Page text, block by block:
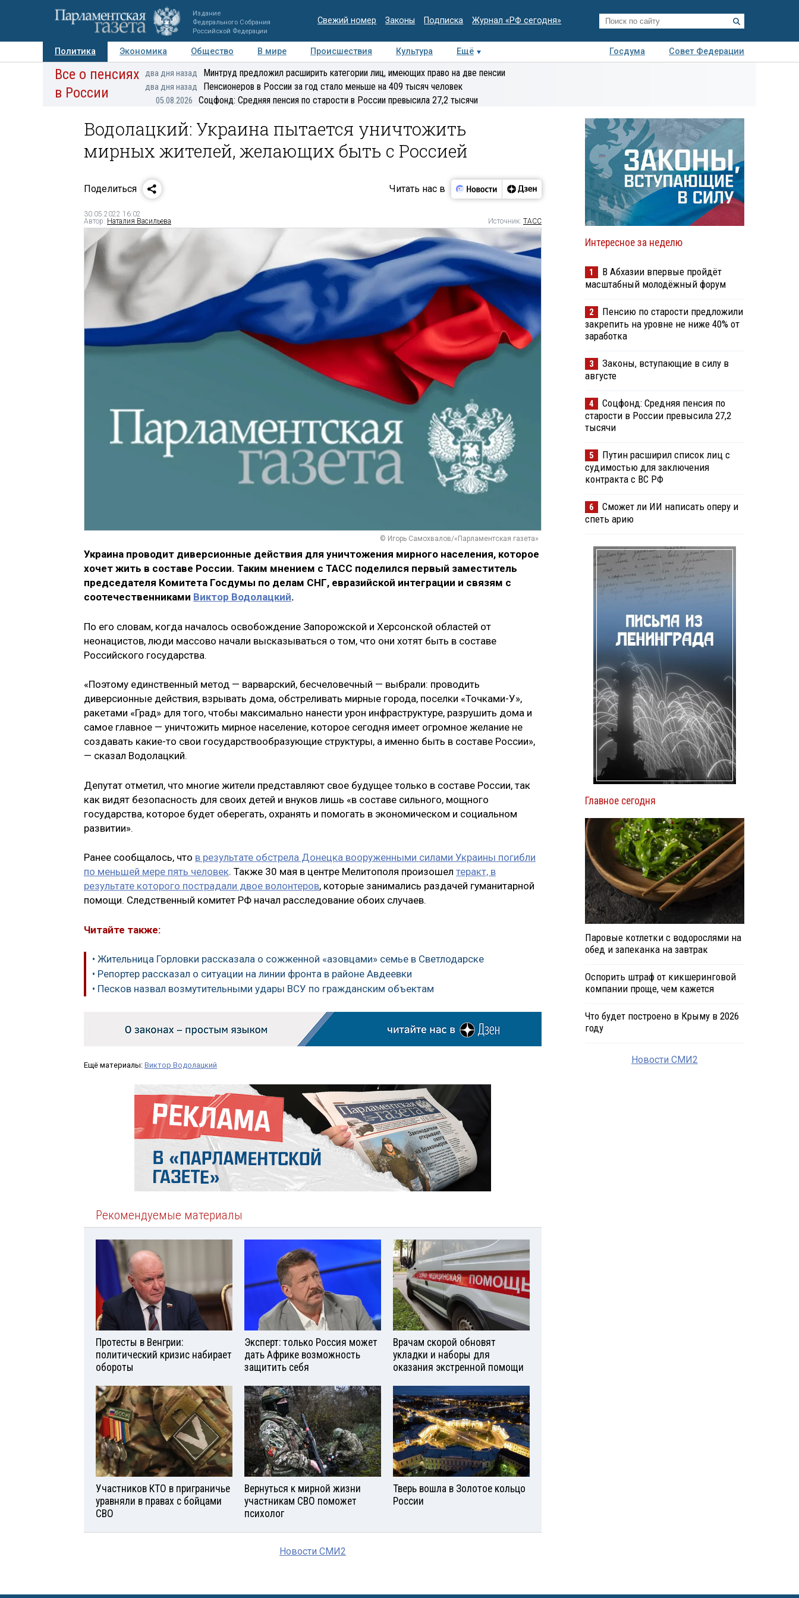
Издание
Федерального Собрания
Российской Федерации
Свежий номер Законы Подписка Журнал «РФ сегодня»
Политика Экономика Общество В мире Происшествия Культура Ещё Госдума
Совет Федерации
Авторы Персоны Мнения Регионы Медиацентр Интервью Колумнисты
Деловая
Все о пенсиях
в России
два дня назад Минтруд предложил расширить категории лиц, имеющих право на две пенсии
два дня назад Пенсионеров в России за год стало меньше на 409 тысяч человек
05.08.2026 Соцфонд: Средняя пенсия по старости в России превысила 27,2 тысячи
Водолацкий: Украина пытается уничтожить
мирных жителей, желающих быть с Россией
Поделиться Читать нас в
30.05.2022 16:02
Автор: Наталия Васильева Источник: ТАСС
© Игорь Самохвалов/«Парламентская газета»
Украина проводит диверсионные действия для уничтожения мирного населения, которое
хочет жить в составе России. Таким мнением с ТАСС поделился первый заместитель
председателя Комитета Госдумы по делам СНГ, евразийской интеграции и связям с
соотечественниками Виктор Водолацкий.
По его словам, когда началось освобождение Запорожской и Херсонской областей от
неонацистов, люди массово начали высказываться о том, что они хотят быть в составе
Российского государства.
«Поэтому единственный метод — варварский, бесчеловечный — выбрали: проводить
диверсионные действия, взрывать дома, обстреливать мирные города, поселки «Точками-У»,
ракетами «Град» для того, чтобы максимально нанести урон инфраструктуре, разрушить дома и
самое главное — уничтожить мирное население, которое сегодня имеет огромное желание не
создавать какие-то свои государствообразующие структуры, а именно быть в составе России»,
— сказал Водолацкий.
Депутат отметил, что многие жители представляют свое будущее только в составе России, так
как видят безопасность для своих детей и внуков лишь «в составе сильного, мощного
государства, которое будет оберегать, охранять и помогать в экономическом и социальном
развитии».
Ранее сообщалось, что в результате обстрела Донецка вооруженными силами Украины погибли
по меньшей мере пять человек. Также 30 мая в центре Мелитополя произошел теракт, в
результате которого пострадали двое волонтеров, которые занимались раздачей гуманитарной
помощи. Следственный комитет РФ начал расследование обоих случаев.
Читайте также:
• Жительница Горловки рассказала о сожженной «азовцами» семье в Светлодарске
• Репортер рассказал о ситуации на линии фронта в районе Авдеевки
• Песков назвал возмутительными удары ВСУ по гражданским объектам
Ещё материалы: Виктор Водолацкий
Рекомендуемые материалы
Протесты в Венгрии:
политический кризис набирает
обороты
Эксперт: только Россия может
дать Африке возможность
защитить себя
Врачам скорой обновят
укладки и наборы для
оказания экстренной помощи
Участников КТО в приграничье
уравняли в правах с бойцами
СВО
Вернуться к мирной жизни
участникам СВО поможет
психолог
Тверь вошла в Золотое кольцо
России
Новости СМИ2
Интересное за неделю
1
В Абхазии впервые пройдёт
масштабный молодёжный форум
2
Пенсию по старости предложили
закрепить на уровне не ниже 40% от
заработка
3
Законы, вступающие в силу в
августе
4
Соцфонд: Средняя пенсия по
старости в России превысила 27,2
тысячи
5
Путин расширил список лиц с
судимостью для заключения
контракта с ВС РФ
6
Сможет ли ИИ написать оперу и
спеть арию
Главное сегодня
Паровые котлетки с водорослями на
обед и запеканка на завтрак
Оспорить штраф от кикшеринговой
компании проще, чем кажется
Что будет построено в Крыму в 2026
году
Новости СМИ2